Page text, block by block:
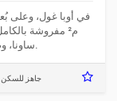
ساونا، وصالة ألعاب رياضية، ومخزن خاص فخم. فرصة فاخرة.
جاهز للسكن